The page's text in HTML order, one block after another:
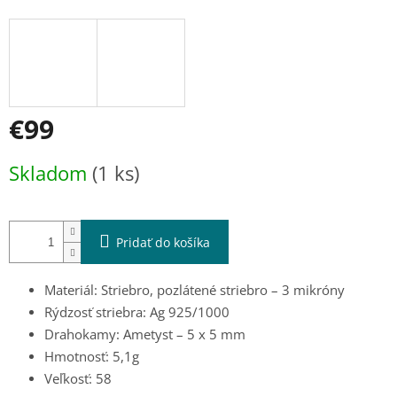
€99
cena:
Skladom (1 ks)
Pridať do košíka
Materiál: Striebro, pozlátené striebro – 3 mikróny
Rýdzosť striebra: Ag 925/1000
Drahokamy: Ametyst – 5 x 5 mm
Hmotnosť: 5,1g
Veľkosť: 58